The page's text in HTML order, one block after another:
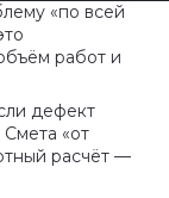
«по всей
работ и
дефект
«от
расчёт —